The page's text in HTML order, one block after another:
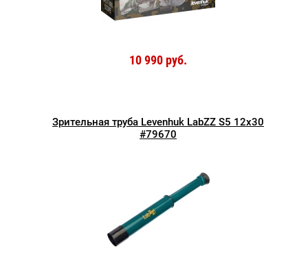
10 990 руб.
Зрительная труба Levenhuk LabZZ S5 12x30
#79670